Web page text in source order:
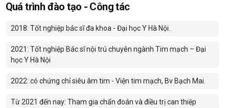
Quá trình đào tạo - Công tác
2018: Tốt nghiệp bác sĩ đa khoa - Đại học Y Hà Nội.
2021: Tốt nghiệp Bác sĩ nội trú chuyên ngành Tim mạch – Đại
học Y Hà Nội
2022: có chứng chỉ siêu âm tim - Viện tim mạch, Bv Bạch Mai.
Từ 2021 đến nay: Tham gia chẩn đoán và điều trị can thiệp